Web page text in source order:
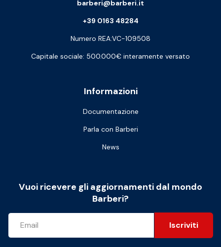
Informazioni
Documentazione
Parla con Barberi
News
barberi@barberi.it
+39 0163 48284
Numero REA:VC-109508
Capitale sociale: 500.000€ interamente versato
Vuoi ricevere gli aggiornamenti dal mondo
Barberi?
Iscriviti